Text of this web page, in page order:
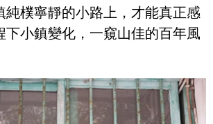
純樸寧靜的小路上，才能真正感
下小鎮變化，一窺山佳的百年風